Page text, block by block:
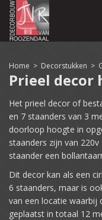
Home > Decorstukken >
Prieel decor
Het prieel decor of
en 7 staanders van 3
doorloop hoogte in
staanders zijn van
staander een
Dit decor kan als een
6 staanders, maar is
van een locatie waarbij
geplaatst in totaal 12